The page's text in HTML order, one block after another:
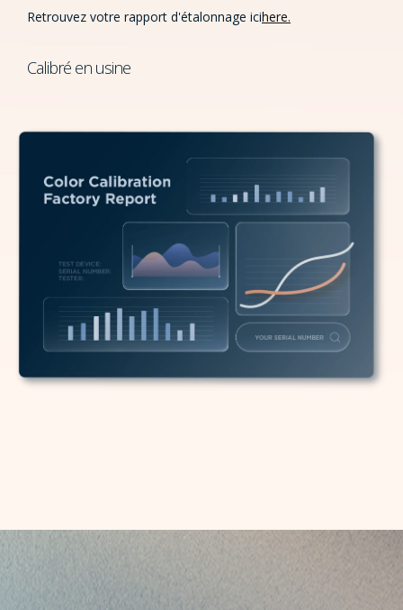
Retrouvez votre rapport d'étalonnage icihere.
Calibré en usine